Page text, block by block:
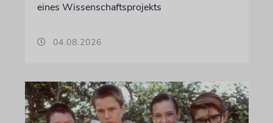
eines Wissenschaftsprojekts
04.08.2026